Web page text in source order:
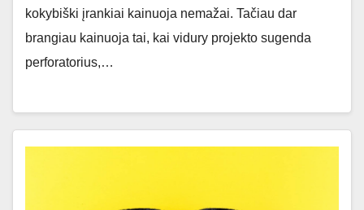
kokybiški įrankiai kainuoja nemažai. Tačiau dar
brangiau kainuoja tai, kai vidury projekto sugenda
perforatorius,…